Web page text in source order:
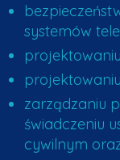
systemów
zarządzaniu
świadczeniu
cywilnym